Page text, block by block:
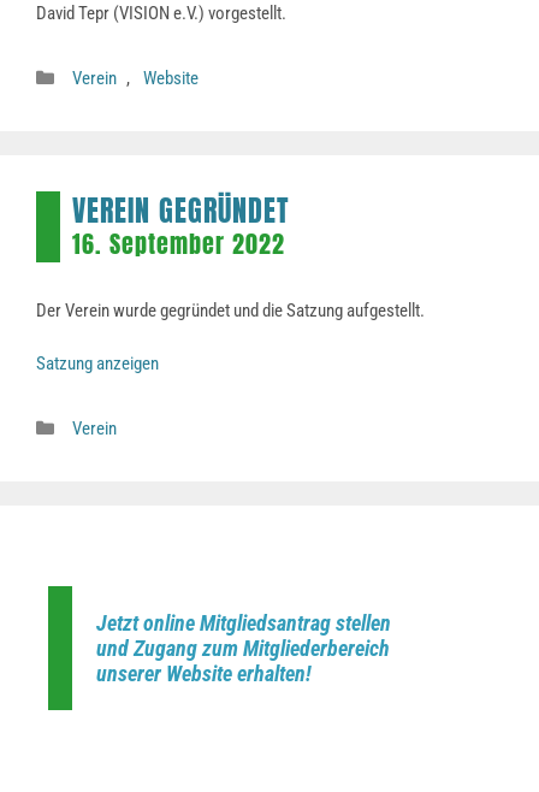
David Tepr (VISION e.V.) vorgestellt.
Kategorien
Verein , Website
VEREIN GEGRÜNDET
16. September 2022
Der Verein wurde gegründet und die Satzung aufgestellt.
Satzung anzeigen
Kategorien
Verein
Jetzt online Mitgliedsantrag stellen
und Zugang zum Mitgliederbereich
unserer Website erhalten!